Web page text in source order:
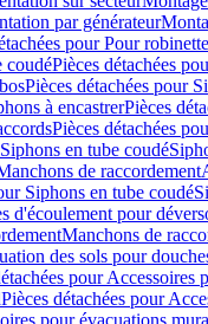
par générateur
pour Pour
coudéPièces détachées
Pièces détachées pour
à encastrerPièces
Pièces détachées
en tube coudé
de raccordement
Siphons en tube coudé
d'écoulement pour
Manchons de
des sols pour
pour Accessoires
Pièces détachées pour
pour évacuations